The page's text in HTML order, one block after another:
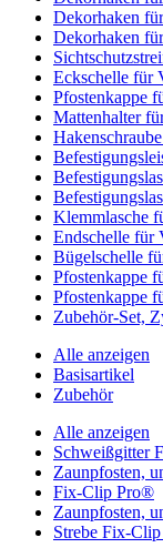
Dekorhaken
Dekorhaken
Eckschelle für
Pfostenkappe
Mattenhalter
Klemmlasche
Endschelle für
Bügelschelle
Pfostenkappe
Pfostenkappe
Zubehör-Set,
Alle anzeigen
Basisartikel
Zubehör
Alle anzeigen
Schweißgitter
Zaunpfosten,
Fix-Clip Pro®
Zaunpfosten,
Strebe Fix-